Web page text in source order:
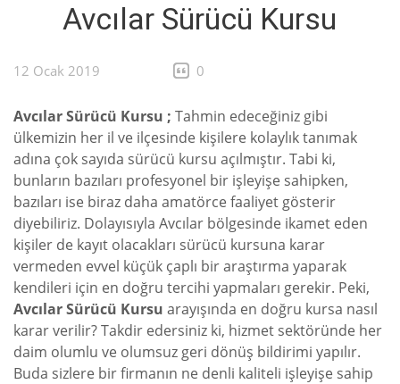
ŞUBELER
SRC & PSIKOTEKNIK
BLOG
İLETIŞIM
Avcılar Sürücü Kursu
12 Ocak 2019 0
Avcılar Sürücü Kursu ; Tahmin edeceğiniz gibi
ülkemizin her il ve ilçesinde kişilere kolaylık tanımak
adına çok sayıda sürücü kursu açılmıştır. Tabi ki,
bunların bazıları profesyonel bir işleyişe sahipken,
bazıları ise biraz daha amatörce faaliyet gösterir
diyebiliriz. Dolayısıyla Avcılar bölgesinde ikamet eden
kişiler de kayıt olacakları sürücü kursuna karar
vermeden evvel küçük çaplı bir araştırma yaparak
kendileri için en doğru tercihi yapmaları gerekir. Peki,
Avcılar Sürücü Kursu arayışında en doğru kursa nasıl
karar verilir? Takdir edersiniz ki, hizmet sektöründe her
daim olumlu ve olumsuz geri dönüş bildirimi yapılır.
Buda sizlere bir firmanın ne denli kaliteli işleyişe sahip